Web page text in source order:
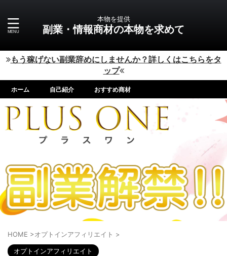
本物を提供
副業・情報商材の本物を求めて
もう稼げない副業辞めにしませんか？詳しくはこちらをタ
ップ
ホーム 自己紹介 おすすめ商材
HOME >オプトインアフィリエイト >
オプトインアフィリエイト